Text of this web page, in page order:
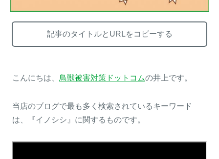
お役立ち資料
記事のタイトルとURLをコピーする
こんにちは、 鳥獣被害対策ドットコムの井上です。
当店のブログで最も多く検索されているキーワード
は、『イノシシ』に関するものです。